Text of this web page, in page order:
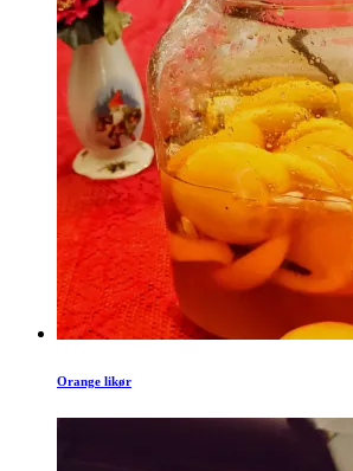
Orange likør